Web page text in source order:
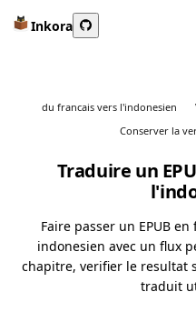
Inkora
du francais vers l'indonesien
Conserver la
Traduire un
Faire passer un EPUB
indonesien avec un flux
chapitre, verifier le resultat
traduit